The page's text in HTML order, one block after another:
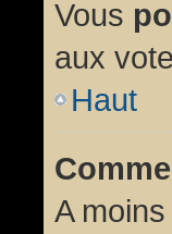
Vous
aux
Haut
A